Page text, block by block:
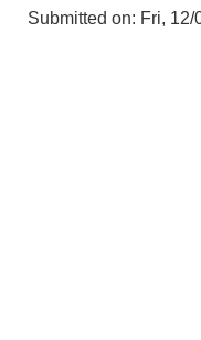
Submitted on: Fri, 12/